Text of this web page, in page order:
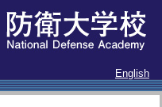
English